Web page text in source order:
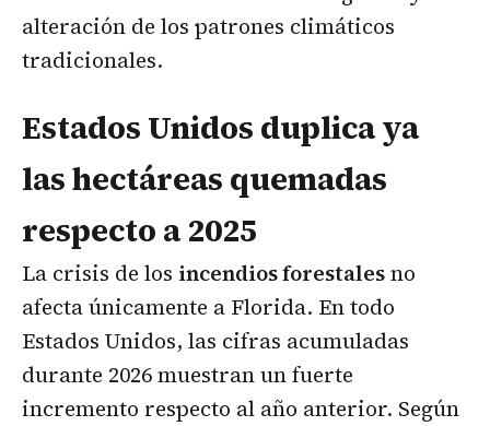
alteración de los patrones climáticos
tradicionales.
Estados Unidos duplica ya
las hectáreas quemadas
respecto a 2025
La crisis de los incendios forestalesno
afecta únicamente a Florida. En todo
Estados Unidos, las cifras acumuladas
durante 2026 muestran un fuerte
incremento respecto al año anterior. Según